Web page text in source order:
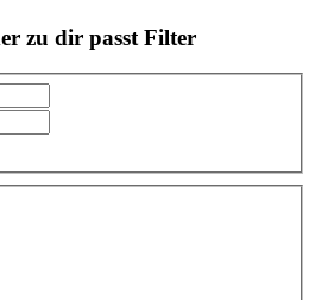
zu dir passt Filter